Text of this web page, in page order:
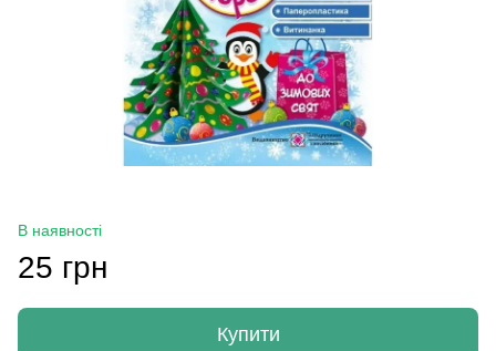
В наявності
25 грн
Купити